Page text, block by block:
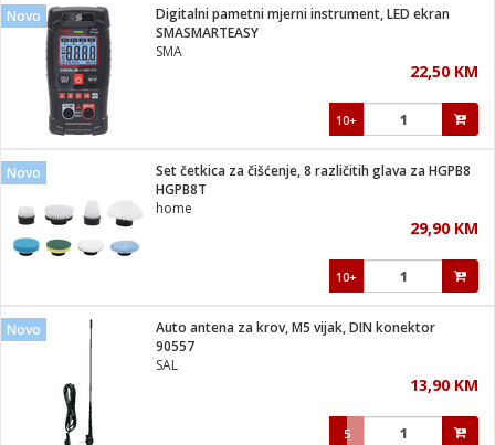
Novo
Digitalni pametni mjerni instrument, LED ekran
SMASMARTEASY
SMA
22,50 KM
10+
Novo
Set četkica za čišćenje, 8 različitih glava za HGPB8
HGPB8T
home
29,90 KM
10+
Novo
Auto antena za krov, M5 vijak, DIN konektor
90557
SAL
13,90 KM
5